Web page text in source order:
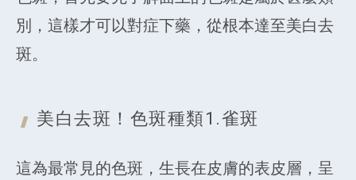
別，這樣才可以對症下藥，從根本達至美白去
斑。
美白去斑！色斑種類1. 雀斑
這為最常見的色斑，生長在皮膚的表皮層，呈